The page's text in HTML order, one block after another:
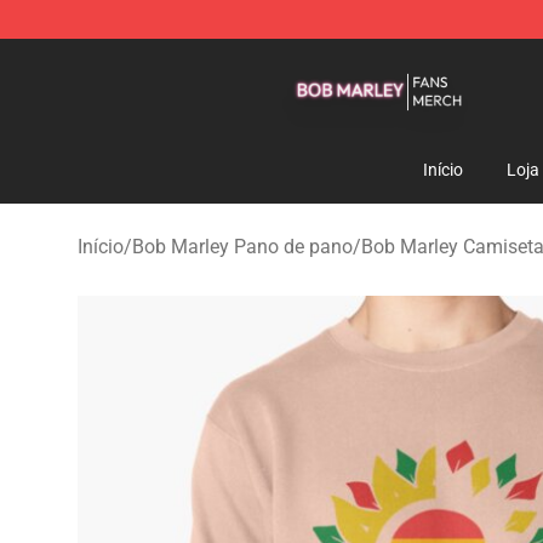
Início Loja
Início/Bob Marley Pano de pano/Bob Marley